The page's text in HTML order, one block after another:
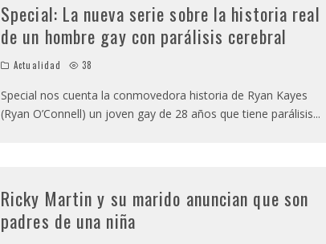
Special: La nueva serie sobre la historia real
de un hombre gay con parálisis cerebral
Actualidad 38
Special nos cuenta la conmovedora historia de Ryan Kayes
(Ryan O’Connell) un joven gay de 28 años que tiene parálisis...
Ricky Martin y su marido anuncian que son
padres de una niña